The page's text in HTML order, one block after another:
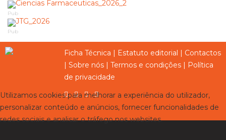
Pub
Pub
Ficha Técnica | Estatuto editorial | Contactos
| Sobre nós | Termos e condições | Política
de privacidade
Utilizamos cookies para melhorar a experiência do utilizador,
personalizar conteúdo e anúncios, fornecer funcionalidades de
redes sociais e analisar o tráfego nos websites.